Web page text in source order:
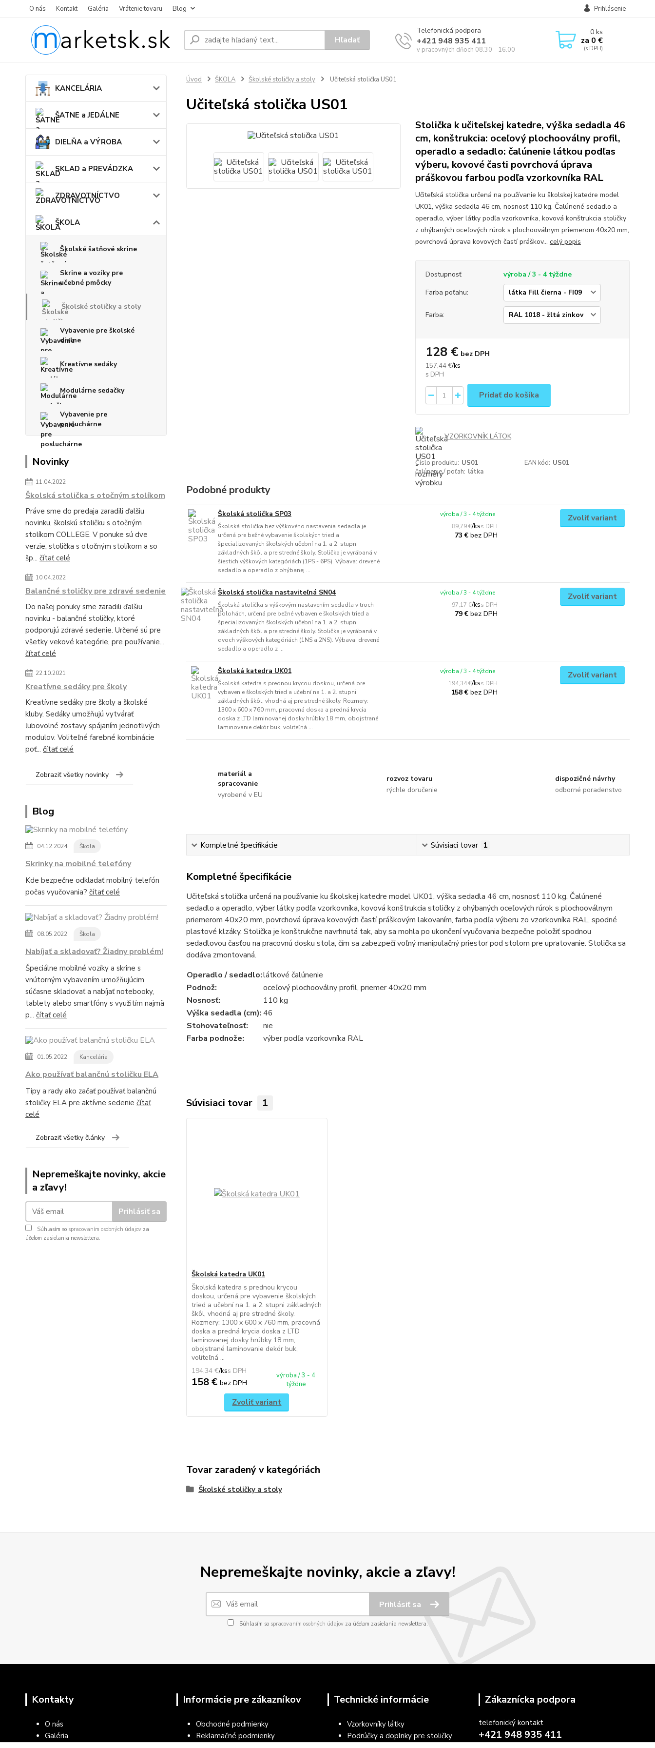
O nás Kontakt Galéria Vrátenie tovaru Blog Prihlásenie
Hľadať
Telefonická podpora
+421 948 935 411
v pracovných dňoch 08.30 - 16.00
0ks
za 0 €
KANCELÁRIA
ŠATNE a JEDÁLNE
DIELŇA a VÝROBA
SKLAD a PREVÁDZKA
ZDRAVOTNÍCTVO
ŠKOLA
Školské šatňové skrine
Skrine a vozíky pre
učebné pmôcky
Školské stoličky a stoly
Vybavenie pre školské
dielne
Kreatívne sedáky
Modulárne sedačky
Vybavenie pre
posluchárne
Novinky
11.04.2022
Školská stolička s otočným stolíkom
Práve sme do predaja zaradili ďalšiu
novinku, školskú stoličku s otočným
stolíkom COLLEGE. V ponuke sú dve
verzie, stolička s otočným stolíkom a so
šp... čítať celé
10.04.2022
Balančné stoličky pre zdravé sedenie
Do našej ponuky sme zaradili ďalšiu
novinku - balančné stoličky, ktoré
podporujú zdravé sedenie. Určené sú pre
všetky vekové kategórie, pre používanie...
čítať celé
22.10.2021
Kreatívne sedáky pre školy
Kreatívne sedáky pre školy a školské
kluby. Sedáky umožňujú vytvárať
ľubovolné zostavy spájaním jednotlivých
modulov. Voliteľné farebné kombinácie
poť... čítať celé
Zobraziť všetky novinky
Blog
04.12.2024 Škola
Skrinky na mobilné telefóny
Kde bezpečne odkladať mobilný telefón
počas vyučovania? čítať celé
08.05.2022 Škola
Nabíjať a skladovať? Žiadny problém!
Špeciálne mobilné vozíky a skrine s
vnútorným vybavením umožňujúcim
súčasne skladovať a nabíjať notebooky,
tablety alebo smartfóny s využitím najmä
p... čítať celé
01.05.2022 Kancelária
Ako používať balančnú stoličku ELA
Tipy a rady ako začať používať balančnú
stoličky ELA pre aktívne sedenie čítať
celé
Zobraziť všetky články
Nepremeškajte novinky, akcie
a zľavy!
Prihlásiť sa
Súhlasím so spracovaním osobných údajov za
účelom zasielania newslettera.
Úvod ŠKOLA Školské stoličky a stoly Učiteľská stolička US01
Učiteľská stolička US01
Stolička k učiteľskej katedre, výška sedadla 46
cm, konštrukcia: oceľový plochooválny profil,
operadlo a sedadlo: čalúnenie látkou podľas
výberu, kovové časti povrchová úprava
práškovou farbou podľa vzorkovníka RAL
Učiteľská stolička určená na používanie ku školskej katedre model
UK01, výška sedadla 46 cm, nosnosť 110 kg. Čalúnené sedadlo a
operadlo, výber látky podľa vzorkovníka, kovová konštrukcia stoličky
z ohýbaných oceľových rúrok s plochooválnym priemerom 40x20 mm,
povrchová úprava kovových častí práškov... celý popis
Dostupnosť
výroba / 3 - 4 týždne
Farba poťahu:
Farba:
157,44 €/ks
128 € bez DPH
Pridať do košíka
VZORKOVNÍK LÁTOK
Číslo produktu: US01 EAN kód: US01
čalúnenie / poťah: látka
Podobné produkty
Školská stolička SP03
Školská stolička bez výškového nastavenia sedadla je
určená pre bežné vybavenie školských tried a
špecializovaných školských učební na 1. a 2. stupni
základných škôl a pre stredné školy. Stolička je vyrábaná v
šiestich výškových kategóriách (1PS - 6PS). Výbava: drevené
sedadlo a operadlo z ohýbanej ...
89,79 €/ks
73 €bez DPH
výroba / 3 - 4 týždne Zvoliť variant
Školská stolička nastaviteľná SN04
Školská stolička s výškovým nastavením sedadla v troch
polohách, určená pre bežné vybavenie školských tried a
špecializovaných školských učební na 1. a 2. stupni
základných škôl a pre stredné školy. Stolička je vyrábaná v
dvoch výškových kategóriách (1NS a 2NS). Výbava: drevené
sedadlo a operadlo z ...
97,17 €/ks
79 €bez DPH
výroba / 3 - 4 týždne Zvoliť variant
Školská katedra UK01
Školská katedra s prednou krycou doskou, určená pre
vybavenie školských tried a učební na 1. a 2. stupni
základných škôl, vhodná aj pre stredné školy. Rozmery:
1300 x 600 x 760 mm, pracovná doska a predná krycia
doska z LTD laminovanej dosky hrúbky 18 mm, obojstrané
laminovanie dekór buk, voliteľná ...
194,34 €/ks
158 €bez DPH
výroba / 3 - 4 týždne Zvoliť variant
materiál a
spracovanie
vyrobené v EU
rozvoz tovaru
rýchle doručenie
dispozičné návrhy
odborné poradenstvo
Kompletné špecifikácie Súvisiaci tovar 1
Kompletné špecifikácie
Učiteľská stolička určená na používanie ku školskej katedre model UK01, výška sedadla 46 cm, nosnosť 110 kg. Čalúnené
sedadlo a operadlo, výber látky podľa vzorkovníka, kovová konštrukcia stoličky z ohýbaných oceľových rúrok s plochooválnym
priemerom 40x20 mm, povrchová úprava kovových častí práškovým lakovaním, farba podľa výberu zo vzorkovníka RAL, spodné
plastové klzáky. Stolička je konštrukčne navrhnutá tak, aby sa mohla po ukončení vyučovania bezpečne položiť spodnou
sedadlovou časťou na pracovnú dosku stola, čím sa zabezpečí voľný manipulačný priestor pod stolom pre upratovanie. Stolička sa
dodáva zmontovaná.
Operadlo / sedadlo:látkové čalúnenie
Podnož:
oceľový plochooválny profil, priemer 40x20 mm
Nosnosť:
110 kg
Výška sedadla (cm):46
Stohovateľnosť:
nie
Farba podnože:
výber podľa vzorkovníka RAL
Súvisiaci tovar 1
Školská katedra UK01
Školská katedra s prednou krycou
doskou, určená pre vybavenie školských
tried a učební na 1. a 2. stupni základných
škôl, vhodná aj pre stredné školy.
Rozmery: 1300 x 600 x 760 mm, pracovná
doska a predná krycia doska z LTD
laminovanej dosky hrúbky 18 mm,
obojstrané laminovanie dekór buk,
voliteľná ...
194,34 €/ks
158 € bez DPH
výroba / 3 - 4
týždne
Zvoliť variant
Tovar zaradený v kategóriách
Školské stoličky a stoly
Nepremeškajte novinky, akcie a zľavy!
Prihlásiť sa
Súhlasím so spracovaním osobných údajovza účelom zasielania newslettera.
Kontakty
O nás
Galéria
Informácie pre zákazníkov
Obchodné podmienky
Reklamačné podmienky
Technické informácie
Vzorkovníky látky
Podrúčky a doplnky pre stoličky
Zákaznícka podpora
telefonický kontakt
+421 948 935 411